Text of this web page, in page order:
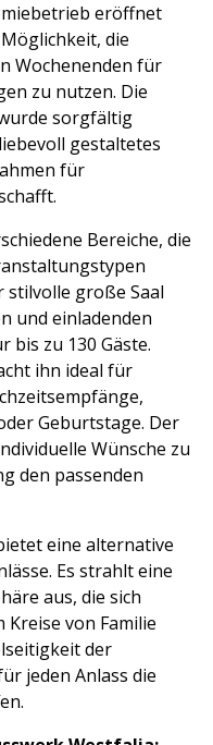
eröffnet
die
Wochenenden für
zu nutzen. Die
sorgfältig
gestaltetes
für
Bereiche, die
stilvolle große Saal
und einladenden
bis zu 130 Gäste.
ihn ideal für
Geburtstage. Der
Wünsche zu
den passenden
eine alternative
Es strahlt eine
aus, die sich
von Familie
der
jeden Anlass die